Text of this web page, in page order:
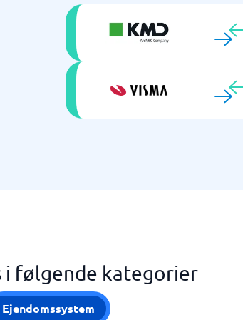
i følgende kategorier
Ejendomssystem